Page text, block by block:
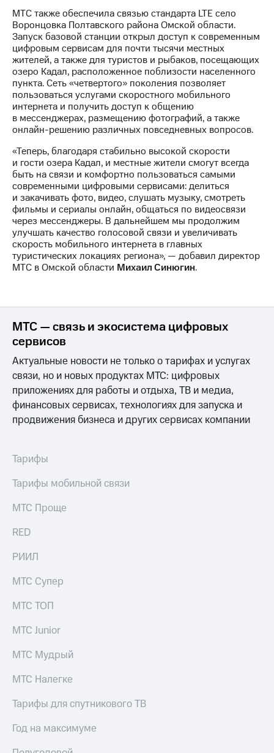
Собрания
акционеров
Личный
кабинет
акционера
Акционерный
капитал
Контроль
и
аудит
Рынок
Описание
Программа
приобретения
Порядок
выкупа
акций
Дивиденды
Рынок
облигаций
Уведомление
погашении
именных
Другое
Регистратор
Реквизиты
Контакты
развитие
МТС также обеспечила связью стандарта LTE село
Воронцовка Полтавского района Омской области.
Запуск базовой станции открыл доступ к современным
цифровым сервисам для почти тысячи местных
жителей, а также для туристов и рыбаков, посещающих
озеро Кадал, расположенное поблизости населенного
пункта. Сеть «четвертого» поколения позволяет
пользоваться услугами скоростного мобильного
интернета и получить доступ к общению
в мессенджерах, размещению фотографий, а также
онлайн-решению различных повседневных вопросов.
«Теперь, благодаря стабильно высокой скорости
и гости озера Кадал, и местные жители смогут всегда
быть на связи и комфортно пользоваться самыми
современными цифровыми сервисами: делиться
и закачивать фото, видео, слушать музыку, смотреть
фильмы и сериалы онлайн, общаться по видеосвязи
через мессенджеры. В дальнейшем мы продолжим
улучшать качество голосовой связи и увеличивать
скорость мобильного интернета в главных
туристических локациях региона», — добавил директор
МТС в Омской области Михаил Синюгин.
МТС — связь и экосистема цифровых
сервисов
Актуальные новости не только о тарифах и услугах
связи, но и новых продуктах МТС: цифровых
приложениях для работы и отдыха, ТВ и медиа,
финансовых сервисах, технологиях для запуска и
продвижения бизнеса и других сервисах компании
Тарифы
Тарифы мобильной связи
МТС Проще
RED
РИИЛ
МТС Супер
МТС ТОП
МТС Junior
МТС Мудрый
МТС Налегке
Тарифы для спутникового ТВ
Год на максимуме